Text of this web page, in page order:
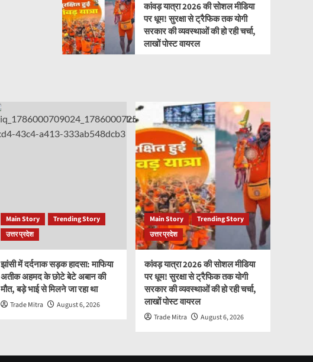
कांवड़ यात्रा 2026 की सोशल मीडिया
पर धूम! सुरक्षा से ट्रैफिक तक योगी
सरकार की व्यवस्थाओं की हो रही चर्चा,
लाखों पोस्ट वायरल
Main Story
Trending Story
उत्तर प्रदेश
झांसी में दर्दनाक सड़क हादसा: माफिया
अतीक अहमद के छोटे बेटे अबान की
मौत, बड़े भाई से मिलने जा रहा था
Trade Mitra August 6, 2026
Main Story
Trending Story
उत्तर प्रदेश
कांवड़ यात्रा 2026 की सोशल मीडिया
पर धूम! सुरक्षा से ट्रैफिक तक योगी
सरकार की व्यवस्थाओं की हो रही चर्चा,
लाखों पोस्ट वायरल
Trade Mitra August 6, 2026